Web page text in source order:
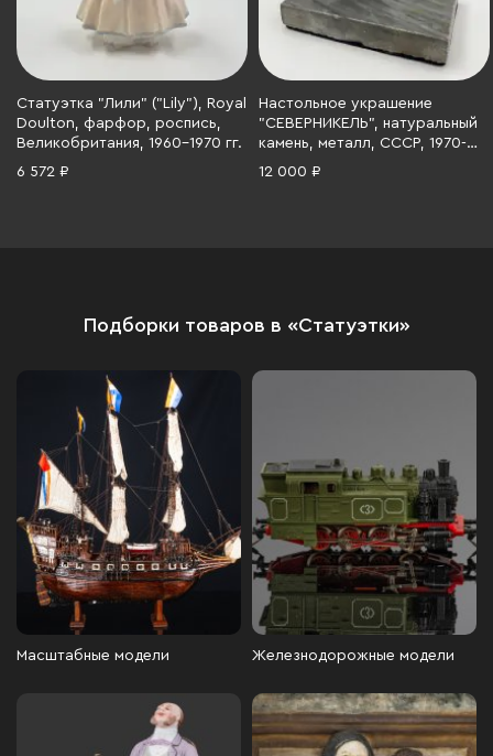
Статуэтка "Лили" ("Lily"), Royal
Doulton, фарфор, роспись,
Великобритания, 1960-1970 гг.
6 572 ₽
Настольное украшение
"СЕВЕРНИКЕЛЬ", натуральный
камень, металл, СССР, 1970-
1990 гг.
12 000 ₽
Подборки товаров в «Статуэтки»
Масштабные модели Железнодорожные модели